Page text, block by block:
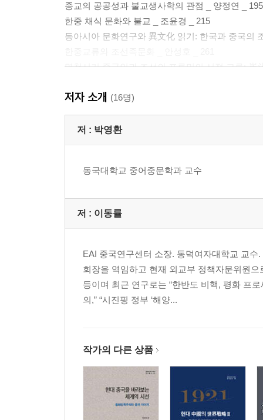
종교의 공공성과 불교생사학의 관점 _ 양정연 _ 195
한중 채식 문화와 불교 _ 조윤경 _ 215
동아시아 문화연구와 異文化 읽기: 한국과 중국의
명청시기 중국인과 조선의 표류민의 서적 교류: 崔
仁과 禮의 경계: “人物性同異之辯”을 중심으로 _ 유
日肖에서 生肖까지: 生肖문화 기원의 재고찰 _ 진
韩中政治外交关系30年的特点和课题 _ 李东律 _
平等看待中心与周边-从中韩日的佛教经典交流说
韩国佛教与长白山佛教-从东北亚视角观察 _ 黄夏
学统与法统:论中韩看话禅之关系 _ 李海涛 _ 533
宗教的公共性与佛教的生死观 _ 梁晶渊 _ 547
韩中素食文化与佛教 _ 赵允卿 _ 563
从『静晤室日记』看金毓黻访问朝鲜及其韩国古
仁与礼之分际-以“人物性同异之辩”为中心 _ 刘 莹 _
从日肖到生肖-对生肖文化起源的再思考 _ 陈连山 _
저자 소개 (16명)
저 : 박영환
동국대학교 중어중문학과 교수
저 : 이동률
EAI 중국연구센터 소장. 동덕여자대학교 교
회장을 역임하고 현재 외교부 정책자문위원
등이며 최근 연구로는 “한반도 비핵, 평화 프
의,” “시진핑 정부 ‘해양...
작가의 다른 상품